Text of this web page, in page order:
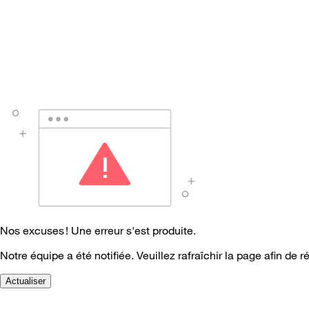
Nos excuses ! Une erreur s'est produite.
Notre équipe a été notifiée. Veuillez rafraîchir la page afin de
Actualiser